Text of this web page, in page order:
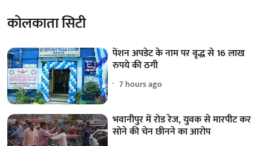
कोलकाता सिटी
पेंशन अपडेट के नाम पर वृद्ध से 16 लाख
रुपये की ठगी
7 hours ago
भवानीपुर में रोड रेज, युवक से मारपीट कर
सोने की चेन छीनने का आरोप